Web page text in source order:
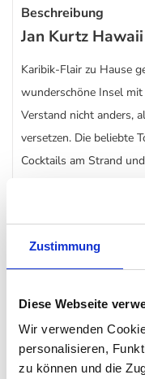
Zustimmung
Diese Webseite
Wir verwenden
personalisieren,
zu können und die
Beschreibung
Jan Kurtz
Karibik-Flair zu Hause
wunderschöne Insel
Verstand nicht anders,
versetzen. Die beliebte
Cocktails am Strand
der Designer und
Garten, Terrasse oder
Gefühl schenken, an
Und, ist es nicht das,
anderes Gefühl?
Sonnenschirme, wäre